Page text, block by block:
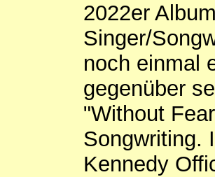
2022er
Singer/
noch einmal
gegenüber
"Without
Songwriting.
Kennedy